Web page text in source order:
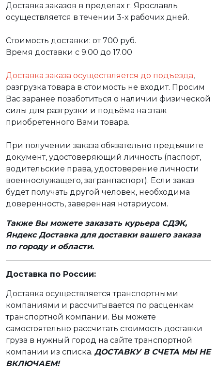
Доставка заказов в пределах г. Ярославль
осуществляется в течении 3-х рабочих дней.
Стоимость доставки: от 700 руб.
Время доставки с 9.00 до 17.00
Доставка заказа осуществляется до подъезда,
разгрузка товара в стоимость не входит. Просим
Вас заранее позаботиться о наличии физической
силы для разгрузки и подъёма на этаж
приобретенного Вами товара.
При получении заказа обязательно предъявите
документ, удостоверяющий личность (паспорт,
водительские права, удостоверение личности
военнослужащего, загранпаспорт). Если заказ
будет получать другой человек, необходима
доверенность, заверенная нотариусом.
Также Вы можете заказать курьера СДЭК,
Яндекс Доставка для доставки вашего заказа
по городу и области.
Доставка по России:
Доставка осуществляется транспортными
компаниями и рассчитывается по расценкам
транспортной компании. Вы можете
самостоятельно рассчитать стоимость доставки
груза в нужный город на сайте транспортной
компании из списка. ДОСТАВКУ В СЧЕТА МЫ НЕ
ВКЛЮЧАЕМ!